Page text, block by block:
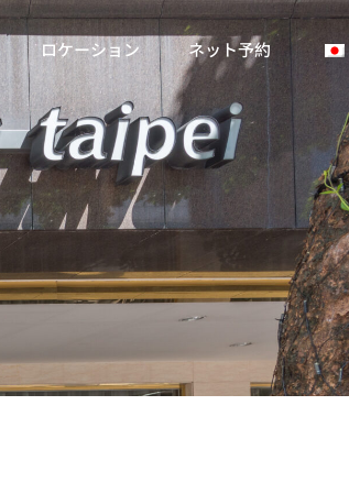
ロケーション ネット予約